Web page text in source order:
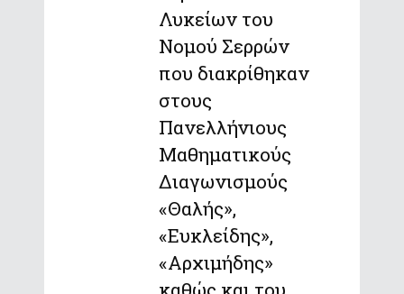
Λυκείων του
Νομού Σερρών
που διακρίθηκαν
στους
Πανελλήνιους
Μαθηματικούς
Διαγωνισμούς
«Θαλής»,
«Ευκλείδης»,
«Αρχιμήδης»